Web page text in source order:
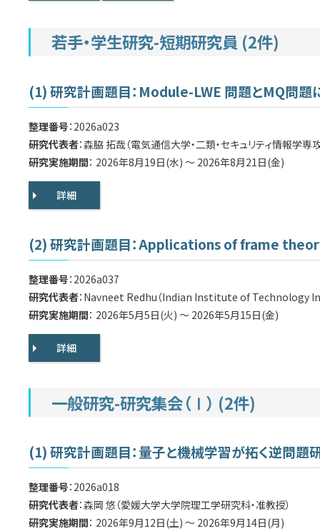
若手・学生研究-短期研究員 (2件)
(1) 研究計画題目：Module-LWE 問題とMQ問題
整理番号：2026a023
研究代表者：森脇 拓哉（電気通信大学・二類・セキュリティ情報学専
研究実施期間： 2026年8月19日(水) ～ 2026年8月21日(金)
詳細
(2) 研究計画題目：Applications of frame
整理番号：2026a037
研究代表者：Navneet Redhu（Indian Institute of Technology
研究実施期間： 2026年5月5日(火) ～ 2026年5月15日(金)
詳細
一般研究-研究集会（Ⅰ） (2件)
(1) 研究計画題目：量子と機械学習が拓く逆問題
整理番号：2026a018
研究代表者：森岡 悠（愛媛大学大学院理工学研究科・准教授）
研究実施期間： 2026年9月12日(土) ～ 2026年9月14日(月)